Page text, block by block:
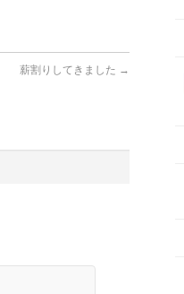
薪割りしてきました →